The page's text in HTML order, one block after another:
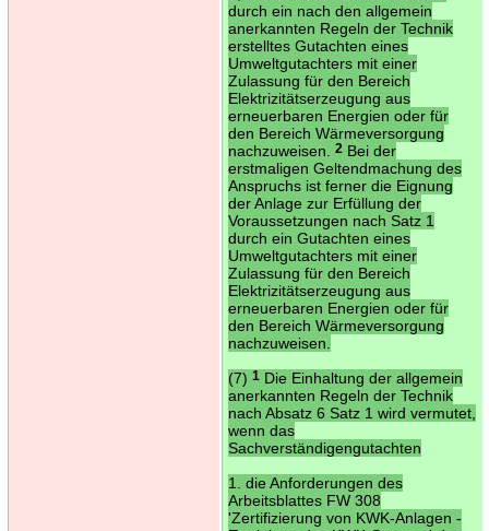
durch ein nach den allgemein
anerkannten Regeln der Technik
erstelltes Gutachten eines
Umweltgutachters mit einer
Zulassung für den Bereich
Elektrizitätserzeugung aus
erneuerbaren Energien oder für
den Bereich Wärmeversorgung
nachzuweisen.
2Bei der
erstmaligen Geltendmachung des
Anspruchs ist ferner die Eignung
der Anlage zur Erfüllung der
Voraussetzungen nach Satz 1
durch ein Gutachten eines
Umweltgutachters mit einer
Zulassung für den Bereich
Elektrizitätserzeugung aus
erneuerbaren Energien oder für
den Bereich Wärmeversorgung
nachzuweisen.
(7) 1Die Einhaltung der allgemein
anerkannten Regeln der Technik
nach Absatz 6 Satz 1 wird vermutet,
wenn das
Sachverständigengutachten
1. die Anforderungen des
Arbeitsblattes FW 308
'Zertifizierung von KWK-Anlagen -